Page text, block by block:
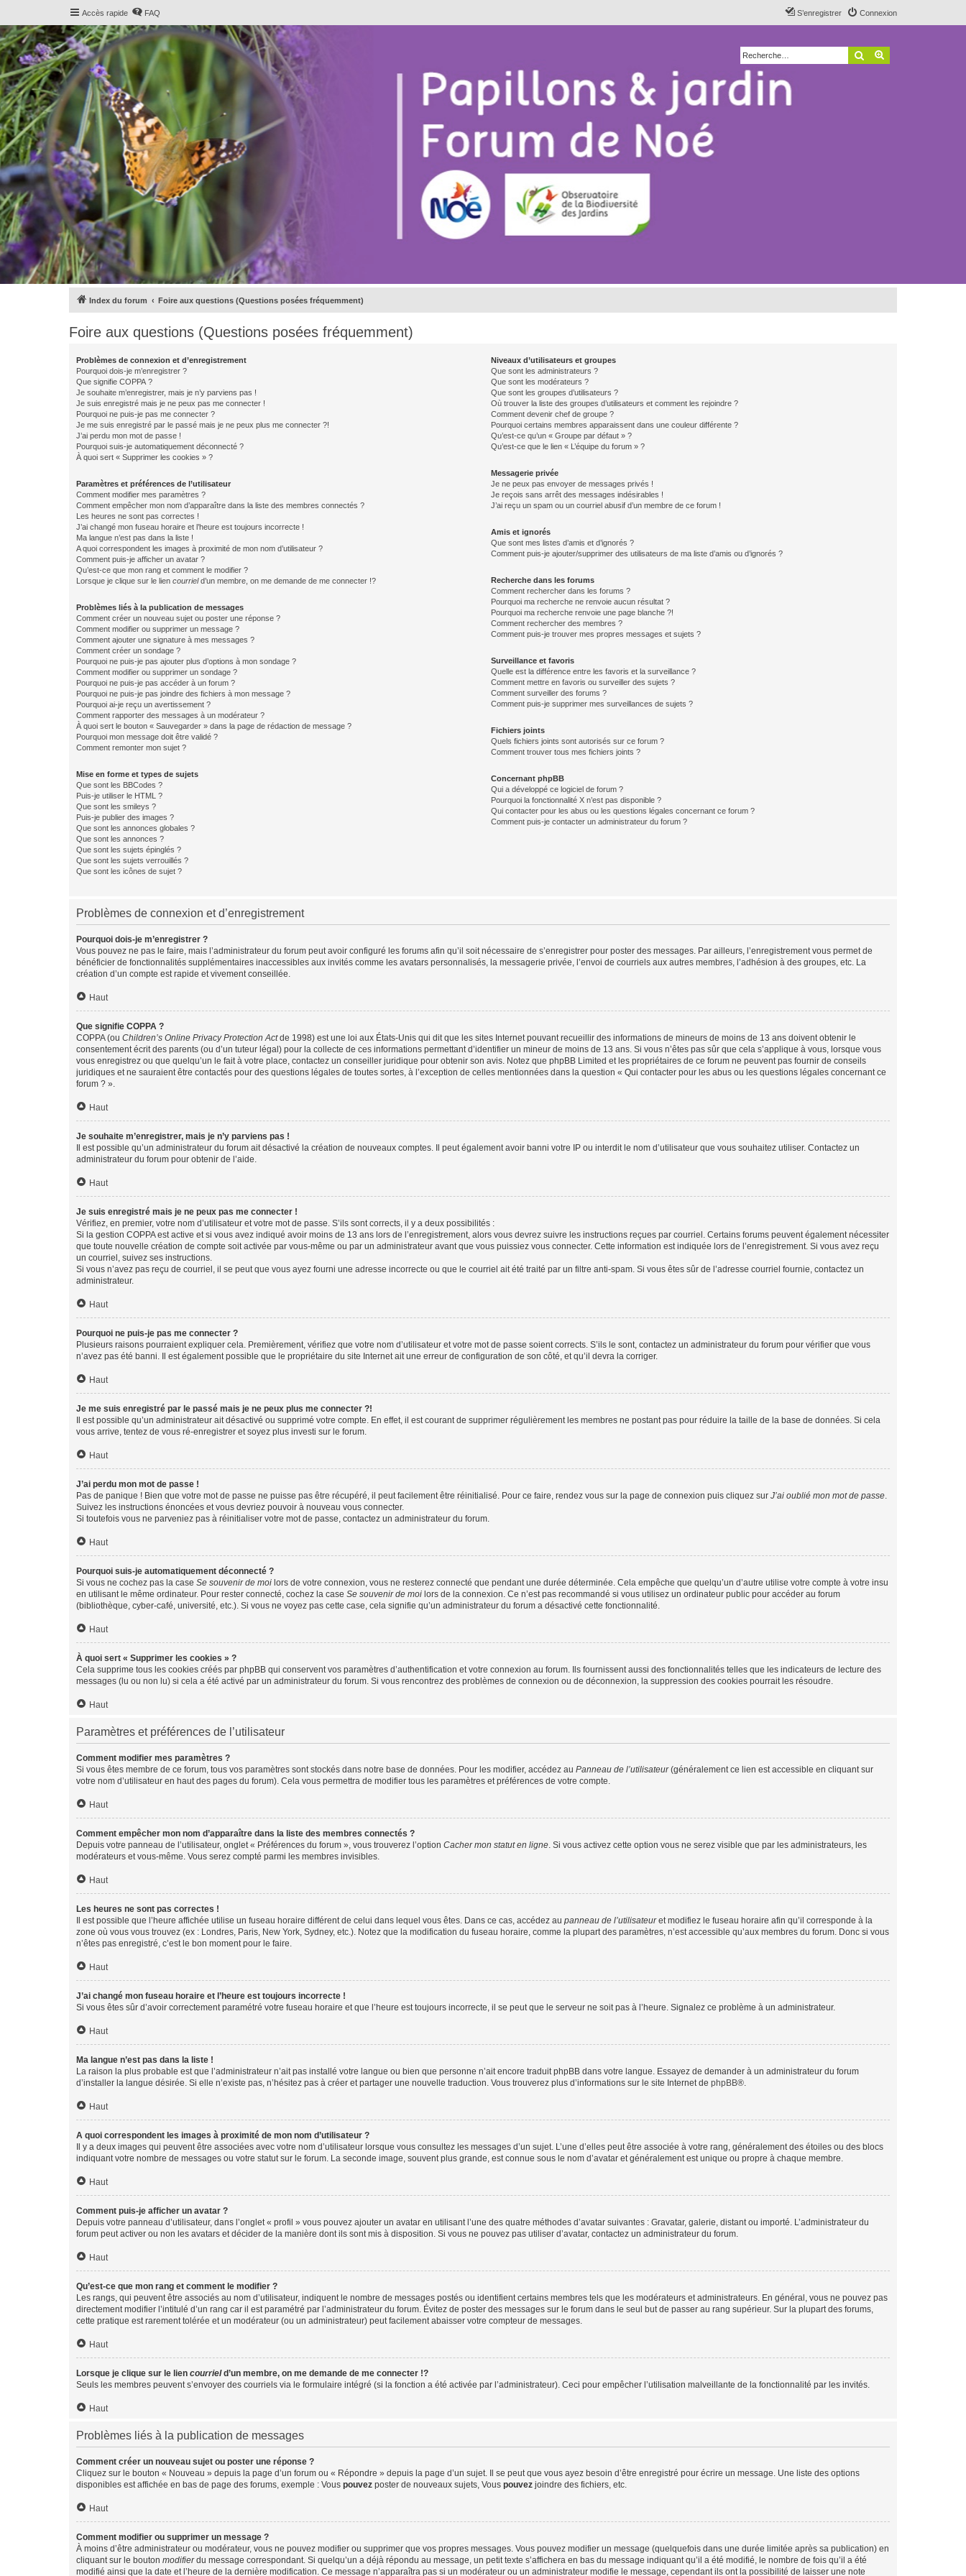
Accès rapide FAQ Connexion
S’enregistrer
Rechercher
Index du forum Foire aux questions (Questions posées fréquemment)
Foire aux questions (Questions posées fréquemment)
Problèmes de connexion et d’enregistrement
Pourquoi dois-je m’enregistrer ?
Que signifie COPPA ?
Je souhaite m’enregistrer, mais je n’y parviens pas !
Je suis enregistré mais je ne peux pas me connecter !
Pourquoi ne puis-je pas me connecter ?
Je me suis enregistré par le passé mais je ne peux plus me connecter ?!
J’ai perdu mon mot de passe !
Pourquoi suis-je automatiquement déconnecté ?
À quoi sert « Supprimer les cookies » ?
Paramètres et préférences de l’utilisateur
Comment modifier mes paramètres ?
Comment empêcher mon nom d’apparaître dans la liste des membres connectés ?
Les heures ne sont pas correctes !
J’ai changé mon fuseau horaire et l’heure est toujours incorrecte !
Ma langue n’est pas dans la liste !
A quoi correspondent les images à proximité de mon nom d’utilisateur ?
Comment puis-je afficher un avatar ?
Qu’est-ce que mon rang et comment le modifier ?
Lorsque je clique sur le lien courrield’un membre, on me demande de me connecter !?
Problèmes liés à la publication de messages
Comment créer un nouveau sujet ou poster une réponse ?
Comment modifier ou supprimer un message ?
Comment ajouter une signature à mes messages ?
Comment créer un sondage ?
Pourquoi ne puis-je pas ajouter plus d’options à mon sondage ?
Comment modifier ou supprimer un sondage ?
Pourquoi ne puis-je pas accéder à un forum ?
Pourquoi ne puis-je pas joindre des fichiers à mon message ?
Pourquoi ai-je reçu un avertissement ?
Comment rapporter des messages à un modérateur ?
À quoi sert le bouton « Sauvegarder » dans la page de rédaction de message ?
Pourquoi mon message doit être validé ?
Comment remonter mon sujet ?
Mise en forme et types de sujets
Que sont les BBCodes ?
Puis-je utiliser le HTML ?
Que sont les smileys ?
Puis-je publier des images ?
Que sont les annonces globales ?
Que sont les annonces ?
Que sont les sujets épinglés ?
Que sont les sujets verrouillés ?
Que sont les icônes de sujet ?
Niveaux d’utilisateurs et groupes
Que sont les administrateurs ?
Que sont les modérateurs ?
Que sont les groupes d’utilisateurs ?
Où trouver la liste des groupes d’utilisateurs et comment les rejoindre ?
Comment devenir chef de groupe ?
Pourquoi certains membres apparaissent dans une couleur différente ?
Qu’est-ce qu’un « Groupe par défaut » ?
Qu’est-ce que le lien « L’équipe du forum » ?
Messagerie privée
Je ne peux pas envoyer de messages privés !
Je reçois sans arrêt des messages indésirables !
J’ai reçu un spam ou un courriel abusif d’un membre de ce forum !
Amis et ignorés
Que sont mes listes d’amis et d’ignorés ?
Comment puis-je ajouter/supprimer des utilisateurs de ma liste d’amis ou d’ignorés ?
Recherche dans les forums
Comment rechercher dans les forums ?
Pourquoi ma recherche ne renvoie aucun résultat ?
Pourquoi ma recherche renvoie une page blanche ?!
Comment rechercher des membres ?
Comment puis-je trouver mes propres messages et sujets ?
Surveillance et favoris
Quelle est la différence entre les favoris et la surveillance ?
Comment mettre en favoris ou surveiller des sujets ?
Comment surveiller des forums ?
Comment puis-je supprimer mes surveillances de sujets ?
Fichiers joints
Quels fichiers joints sont autorisés sur ce forum ?
Comment trouver tous mes fichiers joints ?
Concernant phpBB
Qui a développé ce logiciel de forum ?
Pourquoi la fonctionnalité X n’est pas disponible ?
Qui contacter pour les abus ou les questions légales concernant ce forum ?
Comment puis-je contacter un administrateur du forum ?
Problèmes de connexion et d’enregistrement
Pourquoi dois-je m’enregistrer ?
Vous pouvez ne pas le faire, mais l’administrateur du forum peut avoir configuré les forums afin qu’il soit nécessaire de s’enregistrer pour poster des messages. Par ailleurs, l’enregistrement vous permet de
bénéficier de fonctionnalités supplémentaires inaccessibles aux invités comme les avatars personnalisés, la messagerie privée, l’envoi de courriels aux autres membres, l’adhésion à des groupes, etc. La
création d’un compte est rapide et vivement conseillée.
Haut
Que signifie COPPA ?
COPPA (ou Children’s Online Privacy Protection Actde 1998) est une loi aux États-Unis qui dit que les sites Internet pouvant recueillir des informations de mineurs de moins de 13 ans doivent obtenir le
consentement écrit des parents (ou d’un tuteur légal) pour la collecte de ces informations permettant d’identifier un mineur de moins de 13 ans. Si vous n’êtes pas sûr que cela s’applique à vous, lorsque vous
vous enregistrez ou que quelqu’un le fait à votre place, contactez un conseiller juridique pour obtenir son avis. Notez que phpBB Limited et les propriétaires de ce forum ne peuvent pas fournir de conseils
juridiques et ne sauraient être contactés pour des questions légales de toutes sortes, à l’exception de celles mentionnées dans la question « Qui contacter pour les abus ou les questions légales concernant ce
forum ? ».
Haut
Je souhaite m’enregistrer, mais je n’y parviens pas !
Il est possible qu’un administrateur du forum ait désactivé la création de nouveaux comptes. Il peut également avoir banni votre IP ou interdit le nom d’utilisateur que vous souhaitez utiliser. Contactez un
administrateur du forum pour obtenir de l’aide.
Haut
Je suis enregistré mais je ne peux pas me connecter !
Vérifiez, en premier, votre nom d’utilisateur et votre mot de passe. S’ils sont corrects, il y a deux possibilités :
Si la gestion COPPA est active et si vous avez indiqué avoir moins de 13 ans lors de l’enregistrement, alors vous devrez suivre les instructions reçues par courriel. Certains forums peuvent également nécessiter
que toute nouvelle création de compte soit activée par vous-même ou par un administrateur avant que vous puissiez vous connecter. Cette information est indiquée lors de l’enregistrement. Si vous avez reçu
un courriel, suivez ses instructions.
Si vous n’avez pas reçu de courriel, il se peut que vous ayez fourni une adresse incorrecte ou que le courriel ait été traité par un filtre anti-spam. Si vous êtes sûr de l’adresse courriel fournie, contactez un
administrateur.
Haut
Pourquoi ne puis-je pas me connecter ?
Plusieurs raisons pourraient expliquer cela. Premièrement, vérifiez que votre nom d’utilisateur et votre mot de passe soient corrects. S’ils le sont, contactez un administrateur du forum pour vérifier que vous
n’avez pas été banni. Il est également possible que le propriétaire du site Internet ait une erreur de configuration de son côté, et qu’il devra la corriger.
Haut
Je me suis enregistré par le passé mais je ne peux plus me connecter ?!
Il est possible qu’un administrateur ait désactivé ou supprimé votre compte. En effet, il est courant de supprimer régulièrement les membres ne postant pas pour réduire la taille de la base de données. Si cela
vous arrive, tentez de vous ré-enregistrer et soyez plus investi sur le forum.
Haut
J’ai perdu mon mot de passe !
Pas de panique ! Bien que votre mot de passe ne puisse pas être récupéré, il peut facilement être réinitialisé. Pour ce faire, rendez vous sur la page de connexion puis cliquez sur J’ai oublié mon mot de passe.
Suivez les instructions énoncées et vous devriez pouvoir à nouveau vous connecter.
Si toutefois vous ne parveniez pas à réinitialiser votre mot de passe, contactez un administrateur du forum.
Haut
Pourquoi suis-je automatiquement déconnecté ?
Si vous ne cochez pas la case Se souvenir de moi lors de votre connexion, vous ne resterez connecté que pendant une durée déterminée. Cela empêche que quelqu’un d’autre utilise votre compte à votre insu
en utilisant le même ordinateur. Pour rester connecté, cochez la case Se souvenir de moi lors de la connexion. Ce n’est pas recommandé si vous utilisez un ordinateur public pour accéder au forum
(bibliothèque, cyber-café, université, etc.). Si vous ne voyez pas cette case, cela signifie qu’un administrateur du forum a désactivé cette fonctionnalité.
Haut
À quoi sert « Supprimer les cookies » ?
Cela supprime tous les cookies créés par phpBB qui conservent vos paramètres d’authentification et votre connexion au forum. Ils fournissent aussi des fonctionnalités telles que les indicateurs de lecture des
messages (lu ou non lu) si cela a été activé par un administrateur du forum. Si vous rencontrez des problèmes de connexion ou de déconnexion, la suppression des cookies pourrait les résoudre.
Haut
Paramètres et préférences de l’utilisateur
Comment modifier mes paramètres ?
Si vous êtes membre de ce forum, tous vos paramètres sont stockés dans notre base de données. Pour les modifier, accédez au Panneau de l’utilisateur(généralement ce lien est accessible en cliquant sur
votre nom d’utilisateur en haut des pages du forum). Cela vous permettra de modifier tous les paramètres et préférences de votre compte.
Haut
Comment empêcher mon nom d’apparaître dans la liste des membres connectés ?
Depuis votre panneau de l’utilisateur, onglet « Préférences du forum », vous trouverez l’option Cacher mon statut en ligne. Si vous activez cette option vous ne serez visible que par les administrateurs, les
modérateurs et vous-même. Vous serez compté parmi les membres invisibles.
Haut
Les heures ne sont pas correctes !
Il est possible que l’heure affichée utilise un fuseau horaire différent de celui dans lequel vous êtes. Dans ce cas, accédez au panneau de l’utilisateuret modifiez le fuseau horaire afin qu’il corresponde à la
zone où vous vous trouvez (ex : Londres, Paris, New York, Sydney, etc.). Notez que la modification du fuseau horaire, comme la plupart des paramètres, n’est accessible qu’aux membres du forum. Donc si vous
n’êtes pas enregistré, c’est le bon moment pour le faire.
Haut
J’ai changé mon fuseau horaire et l’heure est toujours incorrecte !
Si vous êtes sûr d’avoir correctement paramétré votre fuseau horaire et que l’heure est toujours incorrecte, il se peut que le serveur ne soit pas à l’heure. Signalez ce problème à un administrateur.
Haut
Ma langue n’est pas dans la liste !
La raison la plus probable est que l’administrateur n’ait pas installé votre langue ou bien que personne n’ait encore traduit phpBB dans votre langue. Essayez de demander à un administrateur du forum
d’installer la langue désirée. Si elle n’existe pas, n’hésitez pas à créer et partager une nouvelle traduction. Vous trouverez plus d’informations sur le site Internet de phpBB®.
Haut
A quoi correspondent les images à proximité de mon nom d’utilisateur ?
Il y a deux images qui peuvent être associées avec votre nom d’utilisateur lorsque vous consultez les messages d’un sujet. L’une d’elles peut être associée à votre rang, généralement des étoiles ou des blocs
indiquant votre nombre de messages ou votre statut sur le forum. La seconde image, souvent plus grande, est connue sous le nom d’avatar et généralement est unique ou propre à chaque membre.
Haut
Comment puis-je afficher un avatar ?
Depuis votre panneau d’utilisateur, dans l’onglet « profil » vous pouvez ajouter un avatar en utilisant l’une des quatre méthodes d’avatar suivantes : Gravatar, galerie, distant ou importé. L’administrateur du
forum peut activer ou non les avatars et décider de la manière dont ils sont mis à disposition. Si vous ne pouvez pas utiliser d’avatar, contactez un administrateur du forum.
Haut
Qu’est-ce que mon rang et comment le modifier ?
Les rangs, qui peuvent être associés au nom d’utilisateur, indiquent le nombre de messages postés ou identifient certains membres tels que les modérateurs et administrateurs. En général, vous ne pouvez pas
directement modifier l’intitulé d’un rang car il est paramétré par l’administrateur du forum. Évitez de poster des messages sur le forum dans le seul but de passer au rang supérieur. Sur la plupart des forums,
cette pratique est rarement tolérée et un modérateur (ou un administrateur) peut facilement abaisser votre compteur de messages.
Haut
Lorsque je clique sur le lien courrield’un membre, on me demande de me connecter !?
Seuls les membres peuvent s’envoyer des courriels via le formulaire intégré (si la fonction a été activée par l’administrateur). Ceci pour empêcher l’utilisation malveillante de la fonctionnalité par les invités.
Haut
Problèmes liés à la publication de messages
Comment créer un nouveau sujet ou poster une réponse ?
Cliquez sur le bouton « Nouveau » depuis la page d’un forum ou « Répondre » depuis la page d’un sujet. Il se peut que vous ayez besoin d’être enregistré pour écrire un message. Une liste des options
disponibles est affichée en bas de page des forums, exemple : Vous pouvez poster de nouveaux sujets, Vous pouvez joindre des fichiers, etc.
Haut
Comment modifier ou supprimer un message ?
À moins d’être administrateur ou modérateur, vous ne pouvez modifier ou supprimer que vos propres messages. Vous pouvez modifier un message (quelquefois dans une durée limitée après sa publication) en
cliquant sur le bouton modifierdu message correspondant. Si quelqu’un a déjà répondu au message, un petit texte s’affichera en bas du message indiquant qu’il a été modifié, le nombre de fois qu’il a été
modifié ainsi que la date et l’heure de la dernière modification. Ce message n’apparaîtra pas si un modérateur ou un administrateur modifie le message, cependant ils ont la possibilité de laisser une note